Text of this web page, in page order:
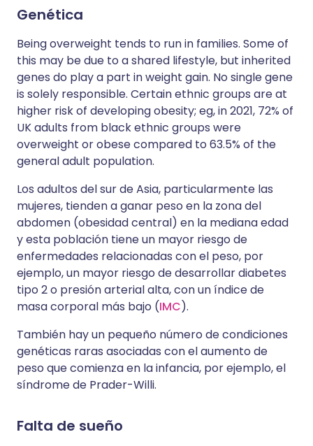
Genética
Being overweight tends to run in families. Some of
this may be due to a shared lifestyle, but inherited
genes do play a part in weight gain. No single gene
is solely responsible. Certain ethnic groups are at
higher risk of developing obesity; eg, in 2021, 72% of
UK adults from black ethnic groups were
overweight or obese compared to 63.5% of the
general adult population.
Los adultos del sur de Asia, particularmente las
mujeres, tienden a ganar peso en la zona del
abdomen (obesidad central) en la mediana edad
y esta población tiene un mayor riesgo de
enfermedades relacionadas con el peso, por
ejemplo, un mayor riesgo de desarrollar diabetes
tipo 2 o presión arterial alta, con un índice de
masa corporal más bajo (IMC).
También hay un pequeño número de condiciones
genéticas raras asociadas con el aumento de
peso que comienza en la infancia, por ejemplo, el
síndrome de Prader-Willi.
Falta de sueño